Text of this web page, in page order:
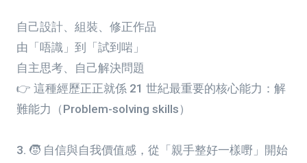
自己設計、組裝、修正作品
由「唔識」到「試到啱」
自主思考、自己解決問題
👉 這種經歷正正就係 21 世紀最重要的核心能力：解
難能力（Problem-solving skills）
3. 🧒 自信與自我價值感，從「親手整好一樣嘢」開始